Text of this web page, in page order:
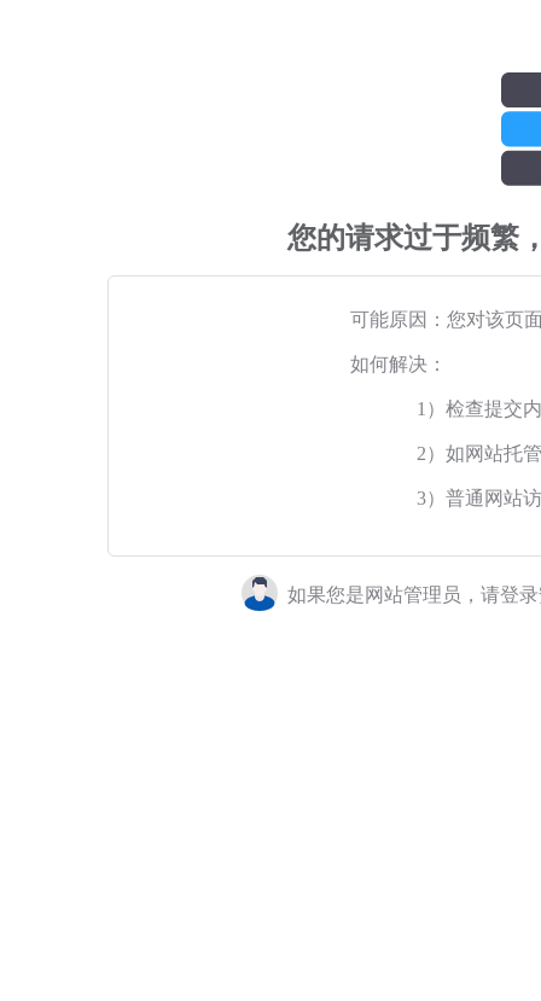
您的请求过于频繁
可能原因：您对该页
如何解决：
1）检查提交
2）如网站托
3）普通网站
如果您是网站管理员，请登